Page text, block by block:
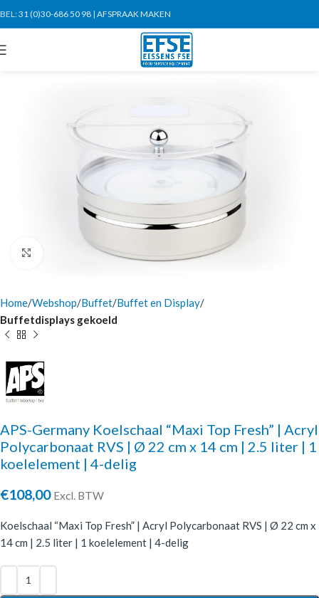
BEL:31 (0)30-686 50 98 | AFSPRAAK MAKEN
Click to enlarge
Home Webshop Buffet Buffet en Display
Buffetdisplays gekoeld
APS-Germany Koelschaal “Maxi Top Fresh” | Acryl
Polycarbonaat RVS | Ø 22 cm x 14 cm | 2.5 liter | 1
koelelement | 4-delig
€108,00 Excl. BTW
Koelschaal “Maxi Top Fresh” | Acryl Polycarbonaat RVS | Ø 22 cm x
14 cm | 2.5 liter | 1 koelelement | 4-delig